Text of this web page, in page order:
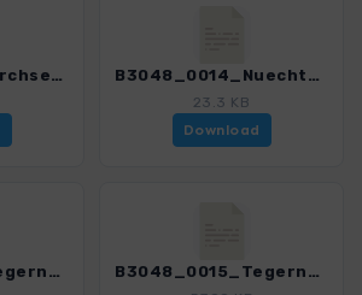
B3048_0013_Kirchsee_3048_3.gpx B3048_0014_Nuechternbrunn_3048_3.gpx
23.3 KB
Download
B3048_0015_Tegernsee_3048_3.gpx B3048_0015_Tegernsee_mit Var_3048_3.gpx